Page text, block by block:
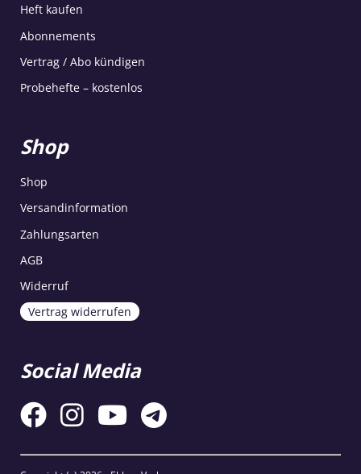
Heft kaufen
Abonnements
Vertrag / Abo kündigen
Probehefte – kostenlos
Shop
Shop
Versandinformation
Zahlungsarten
AGB
Widerruf
Vertrag widerrufen
Social Media